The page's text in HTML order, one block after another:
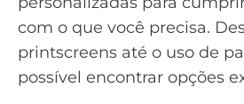
com o que você precisa.
printscreens até o uso de
possível encontrar opções